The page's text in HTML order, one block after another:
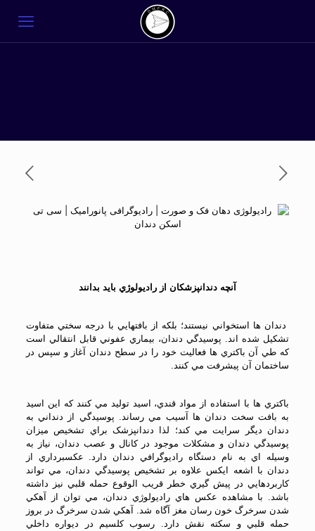
آنچه دندانپزشکان از راديولوژي بايد بدانند
دندان ها استخواني نيستند؛ بلکه از بافتهايي با درجه سختي متفاوت
تشکيل شده اند. پوسيدگي دندان، بيماري عفوني قابل انتقالي است
که طي آن باکتري ها فعاليت خود را در سطح دندان آغاز و سپس در
ساختمان آن پيشرفت مي کنند.
باکتري ها با استفاده از مواد قندي، اسيد توليد مي کنند که اين اسيد
به بافت سخت دندان ها آسيب مي رساند. پوسيدگي از دنداني به
دندان ديگر سرايت مي کند؛ لذا دندانپزشک براي تشخيص ميزان
پوسيدگي دندان و مشکلات موجود در کانال و عصب دندان، نياز به
وسيله اي به نام دستگاه راديوگرافي دندان دارد. عکسبرداري از
دندان با اشعه ايکس علاوه بر تشخيص پوسيدگي دندان، مي تواند
کاربردهايي در پيش گيري خطر قريب الوقوع حمله قلبي نيز داشته
باشد. با مشاهده عکس هاي راديولوژي دندان، مي توان از آهکي
شدن سرخرگ خون رسان مغز آگاه شد. آهکي شدن سرخرگ در بروز
حمله قلبي و سکته نقش دارد. رسوب کلسيم در ديواره داخلي